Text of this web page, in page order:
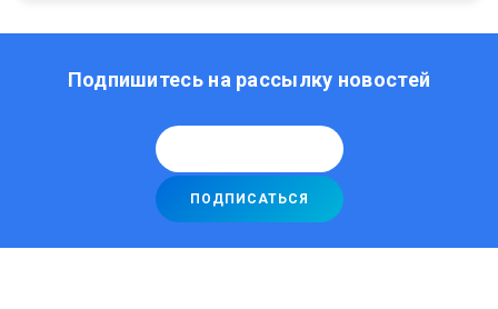
Подпишитесь на рассылку новостей